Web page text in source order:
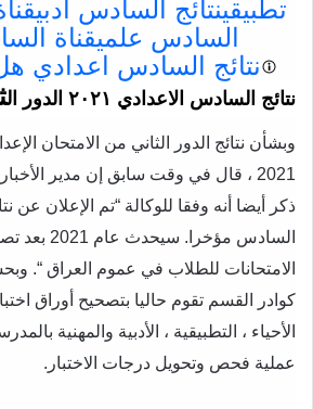
تطبيقينتائج السادس ادبي
السادس علميقناة
نتائج السادس اعدادي
نتائج السادس الاعدادي ٢٠٢١ الدور ا ل
وبشأن نتائج الدور الثاني من الامتحان
2021 ، قال في وقت سابق إن مدير
ذكر أيضا أنه وفقا للوكالة “تم الإعلان عن
السادس
الامتحانات للطلاب في عموم العراق “.
كوادر القسم تقوم حاليا بتصحيح أوراق
الأحياء ، التطبيقية ، الأدبية والمهنية
عملية فحص وتحويل درجات الاختبار.